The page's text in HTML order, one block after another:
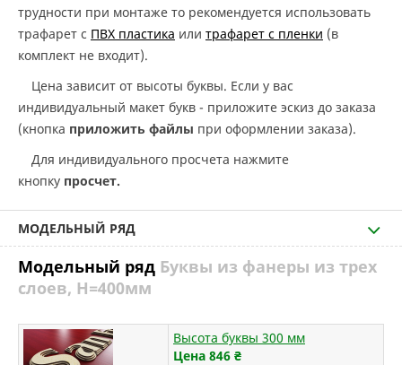
трудности при монтаже то рекомендуется использовать
трафарет с ПВХ пластика или трафарет с пленки (в
комплект не входит).
Цена зависит от высоты буквы. Если у вас
индивидуальный макет букв - приложите эскиз до заказа
(кнопка приложить файлы при оформлении заказа).
Для индивидуального просчета нажмите
кнопку просчет.
МОДЕЛЬНЫЙ РЯД
Модельный ряд Буквы из фанеры из трех
слоев, H=400мм
Высота буквы 300 мм
Цена 846 ₴